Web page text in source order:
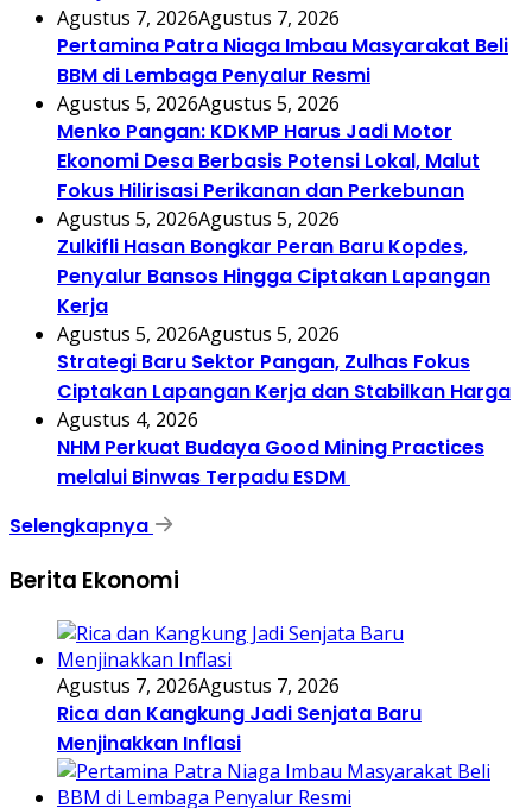
Agustus 7, 2026Agustus 7, 2026
Pertamina Patra Niaga Imbau Masyarakat Beli
BBM di Lembaga Penyalur Resmi
Agustus 5, 2026Agustus 5, 2026
Menko Pangan: KDKMP Harus Jadi Motor
Ekonomi Desa Berbasis Potensi Lokal, Malut
Fokus Hilirisasi Perikanan dan Perkebunan
Agustus 5, 2026Agustus 5, 2026
Zulkifli Hasan Bongkar Peran Baru Kopdes,
Penyalur Bansos Hingga Ciptakan Lapangan
Kerja
Agustus 5, 2026Agustus 5, 2026
Strategi Baru Sektor Pangan, Zulhas Fokus
Ciptakan Lapangan Kerja dan Stabilkan Harga
Agustus 4, 2026
NHM Perkuat Budaya Good Mining Practices
melalui Binwas Terpadu ESDM
Selengkapnya
Berita Ekonomi
Agustus 7, 2026Agustus 7, 2026
Rica dan Kangkung Jadi Senjata Baru
Menjinakkan Inflasi